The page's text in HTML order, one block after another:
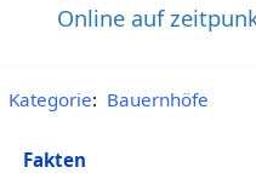
Online auf
Kategorie: Bauernhöfe
Fakten